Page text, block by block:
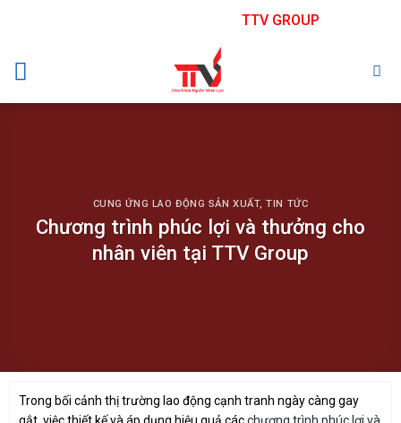
TTV GROUP
CUNG ỨNG LAO ĐỘNG SẢN XUẤT,TIN TỨC
Chương trình phúc lợi và thưởng cho
nhân viên tại TTV Group
Trong bối cảnh thị trường lao động cạnh tranh ngày càng gay